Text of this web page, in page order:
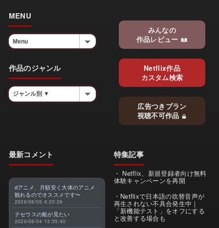
MENU
作品のジャンル
みんなの
作品レビュー
Netflix作品
カスタム検索
広告つきプラン
視聴不可作品
最新コメント
dアニメ、月額安く大体のアニメ
観れるのでオススメです〜
2026/08/05 4:20:26
テセウスの船が見たい
2026/08/04 13:35:40
特集記事
Netflix、新規登録者向け無料
体験キャンペーンを再開
Netflixで日本語の吹替音声が
再生されない不具合発生中｜
「新機能テスト」をオフにする
と改善する場合も